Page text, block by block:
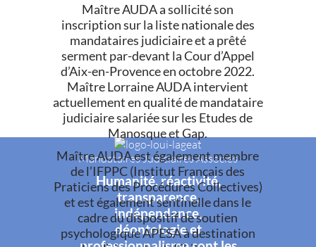
Maître AUDA a sollicité son
inscription sur la liste nationale des
mandataires judiciaire et a prêté
serment par-devant la Cour d’Appel
d’Aix-en-Provence en octobre 2022.
Maître Lorraine AUDA intervient
actuellement en qualité de mandataire
judiciaire salariée sur les Etudes de
Manosque et Gap.
Maître AUDA est également membre
de l’IFPPC (Institut Français des
Praticiens des Procédures Collectives)
et est également sentinelle dans le
cadre du dispositif de soutien
psychologique APESA à destination
Mandataires Judiciaires Associés
Humanité, réactivité,
transparence,
indépendance,
déontologie et